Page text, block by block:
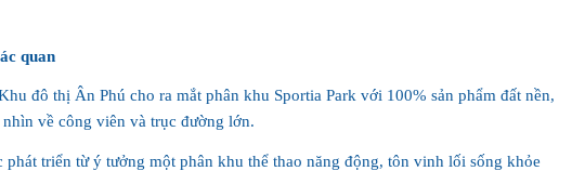
quan
đô thị Ân Phú cho ra mắt phân khu Sportia Park với 100% sản phẩm đất nền,
về công viên và trục đường lớn.
phát triển từ ý tưởng một phân khu thể thao năng động, tôn vinh lối sống khỏe